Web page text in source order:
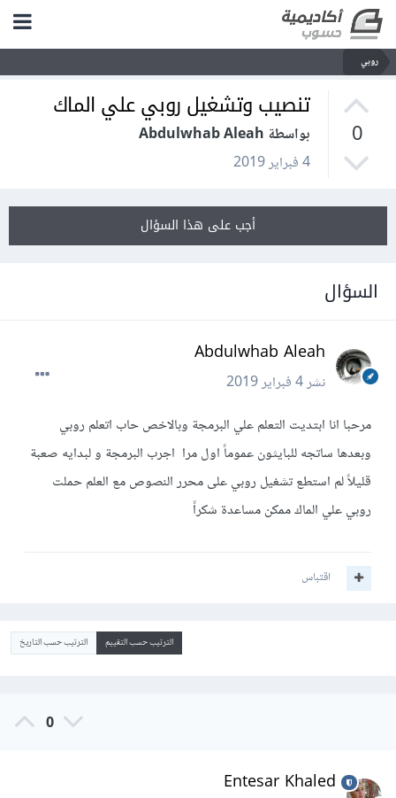
روبي
0
تنصيب وتشغيل روبي علي الماك
بواسطة Abdulwhab Aleah
4 فبراير 2019
أجب على هذا السؤال
السؤال
Abdulwhab Aleah
نشر4 فبراير 2019
مرحبا انا ابتديت التعلم علي البرمجة وبالاخص حاب اتعلم روبي
وبعدها ساتجه للبايثون عموماً اول مرا اجرب البرمجة و لبدايه صعبة
قليلاً لم استطع تشغيل روبي على محرر النصوص مع العلم حملت
روبي علي الماك ممكن مساعدة شكراً
اقتباس
الترتيب حسب التقييم الترتيب حسب التاريخ
0
Entesar Khaled